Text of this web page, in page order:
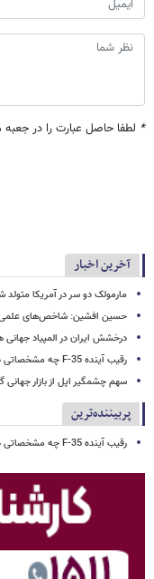
* لطفا حاصل عبارت را در جعبه
آخرین اخبار
مارمولک دو سر در آمریکا متولد
حسین افشین: شاخص‌های علمی
درخشش ایران در المپیاد
رقیب آینده F-35 چه مشخصاتی دارد؟
سهم چشمگیر اپل از بازار
پربیننده‌ترین
رقیب آینده F-35 چه مشخصاتی دارد؟